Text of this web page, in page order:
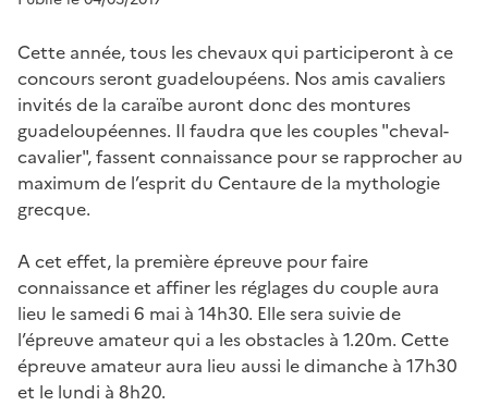
Cette année, tous les chevaux qui participeront à ce
concours seront guadeloupéens. Nos amis cavaliers
invités de la caraïbe auront donc des montures
guadeloupéennes. Il faudra que les couples "cheval-
cavalier", fassent connaissance pour se rapprocher au
maximum de l’esprit du Centaure de la mythologie
grecque.
A cet effet, la première épreuve pour faire
connaissance et affiner les réglages du couple aura
lieu le samedi 6 mai à 14h30. Elle sera suivie de
l’épreuve amateur qui a les obstacles à 1.20m. Cette
épreuve amateur aura lieu aussi le dimanche à 17h30
et le lundi à 8h20.